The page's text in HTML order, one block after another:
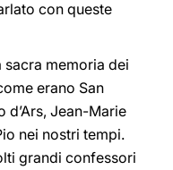
con queste
memoria dei
erano San
d’Ars, Jean-Marie
nei nostri tempi.
grandi confessori